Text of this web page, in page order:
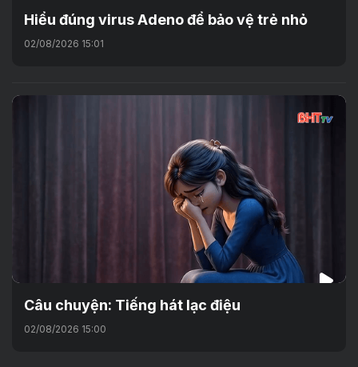
Hiểu đúng virus Adeno để bảo vệ trẻ nhỏ
02/08/2026 15:01
Câu chuyện: Tiếng hát lạc điệu
02/08/2026 15:00